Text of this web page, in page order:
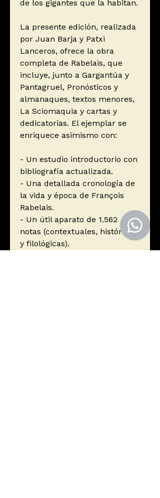
de los gigantes que la habitan.
La presente edición, realizada
por Juan Barja y Patxi
Lanceros, ofrece la obra
completa de Rabelais, que
incluye, junto a Gargantúa y
Pantagruel, Pronósticos y
almanaques, textos menores,
La Sciomaquia y cartas y
dedicatorias. El ejemplar se
enriquece asimismo con:
- Un estudio introductorio con
bibliografía actualizada.
- Una detallada cronología de
la vida y época de François
Rabelais.
- Un útil aparato de 1.562
notas (contextuales, históricas
y filológicas).